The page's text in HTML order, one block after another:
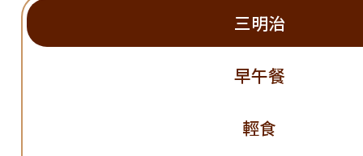
三明治
早午餐
輕食